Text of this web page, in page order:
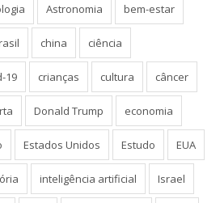
Astronomia bem-estar
china ciência
19 crianças cultura câncer
Donald Trump economia
Estados Unidos Estudo EUA
inteligência artificial Israel